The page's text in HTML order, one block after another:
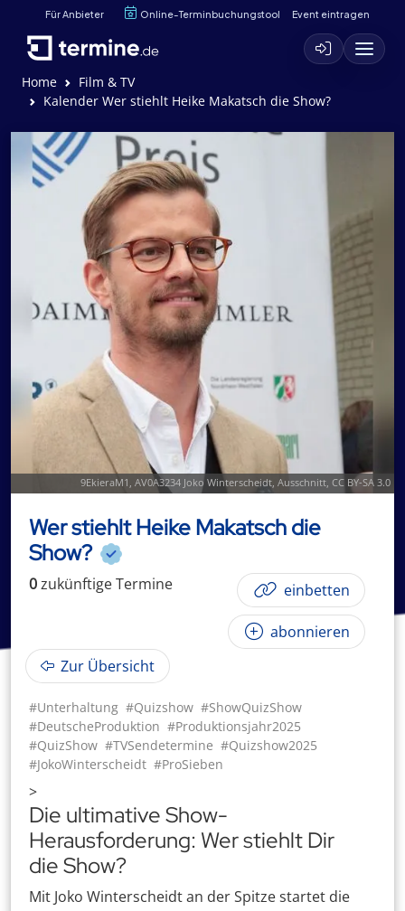
Für Anbieter Online-Terminbuchungstool Event eintragen
Home
Film & TV
Kalender Wer stiehlt Heike Makatsch die Show?
9EkieraM1 , AV0A3234 Joko Winterscheidt, Ausschnitt, CC BY-SA 3.0
Wer stiehlt Heike Makatsch die
Show?
0zukünftigeTermine einbetten
abonnieren
Zur Übersicht
#Unterhaltung #Quizshow #ShowQuizShow
#DeutscheProduktion #Produktionsjahr2025
#QuizShow #TVSendetermine #Quizshow2025
#JokoWinterscheidt #ProSieben
>
Die ultimative Show-
Herausforderung: Wer stiehlt Dir
die Show?
Mit Joko Winterscheidt an der Spitze startet die